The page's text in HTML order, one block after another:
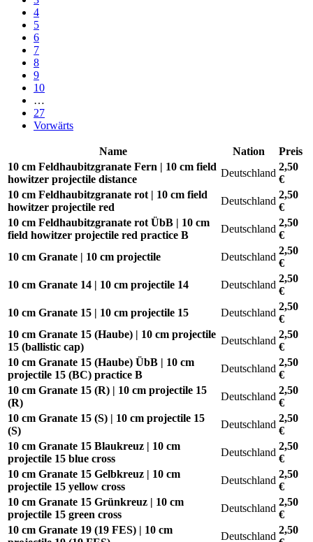
4
5
6
7
8
9
10
…
27
Vorwärts
Name Nation
Preis
10 cm Feldhaubitzgranate Fern | 10 cm field
howitzer projectile distance
Deutschland
2,50
€
10 cm Feldhaubitzgranate rot | 10 cm field
howitzer projectile red
Deutschland
2,50
€
10 cm Feldhaubitzgranate rot ÜbB | 10 cm
field howitzer projectile red practice B
Deutschland
2,50
€
10 cm Granate | 10 cm projectile
Deutschland
2,50
€
10 cm Granate 14 | 10 cm projectile 14
Deutschland
2,50
€
10 cm Granate 15 | 10 cm projectile 15
Deutschland
2,50
€
10 cm Granate 15 (Haube) | 10 cm projectile
15 (ballistic cap)
Deutschland
2,50
€
10 cm Granate 15 (Haube) ÜbB | 10 cm
projectile 15 (BC) practice B
Deutschland
2,50
€
10 cm Granate 15 (R) | 10 cm projectile 15
(R)
Deutschland
2,50
€
10 cm Granate 15 (S) | 10 cm projectile 15
(S)
Deutschland
2,50
€
10 cm Granate 15 Blaukreuz | 10 cm
projectile 15 blue cross
Deutschland
2,50
€
10 cm Granate 15 Gelbkreuz | 10 cm
projectile 15 yellow cross
Deutschland
2,50
€
10 cm Granate 15 Grünkreuz | 10 cm
projectile 15 green cross
Deutschland
2,50
€
10 cm Granate 19 (19 FES) | 10 cm
Deutschland
2,50